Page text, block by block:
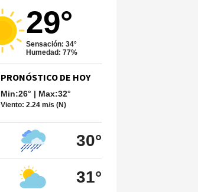
29°
Sensación: 34°
Humedad: 77%
PRONÓSTICO DE HOY
Min:26° | Max:32°
Viento: 2.24 m/s (N)
30°
31°